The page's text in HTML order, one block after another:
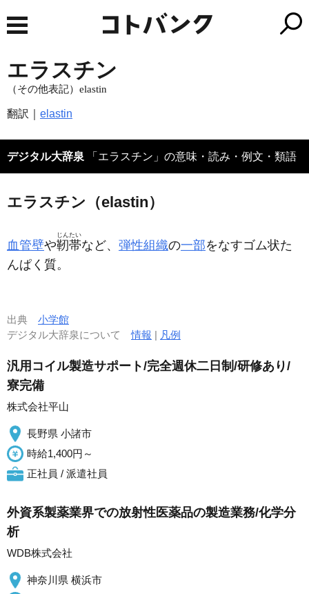
エラスチン
（その他表記）elastin
翻訳｜ elastin
デジタル大辞泉 「エラスチン」の意味・読み・例文・類語
エラスチン（elastin）
血管壁や靭帯
じんたい
など、 弾性組織の一部をなすゴム状た
んぱく質。
出典 小学館
デジタル大辞泉について情報 | 凡例
汎用コイル製造サポート/完全週休二日制/研修あり/
寮完備
株式会社平山
長野県 小諸市
時給1,400円～
正社員 / 派遣社員
外資系製薬業界での放射性医薬品の製造業務/化学分
析
WDB株式会社
神奈川県 横浜市